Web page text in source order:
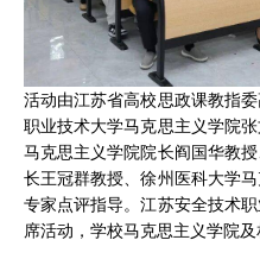
活动由江苏省高校思政课教指
职业技术大学马克思主义学院
马克思主义学院院长阎国华教
长王冠群教授、徐州医科大学
专家点评指导。江苏安全技术
席活动，学校马克思主义学院